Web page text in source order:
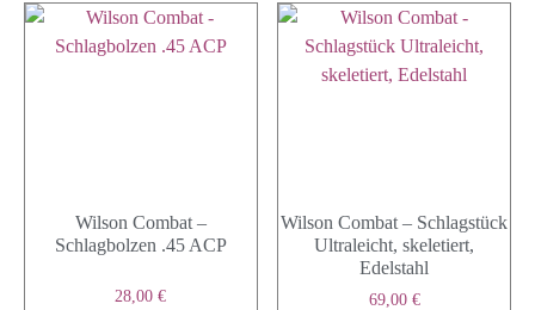
Wilson Combat –
Schlagbolzen .45 ACP
28,00€
Wilson Combat – Schlagstück
Ultraleicht, skeletiert,
Edelstahl
69,00 €